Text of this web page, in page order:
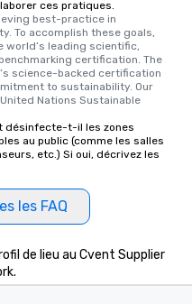
ces pratiques.
best-practice in
To accomplish these goals,
world’s leading scientific,
certification. The
science-backed certification
to sustainability. Our
Nations Sustainable
désinfecte-t-il les zones
au public (comme les salles
etc.) Si oui, décrivez les
les FAQ
de lieu au Cvent Supplier